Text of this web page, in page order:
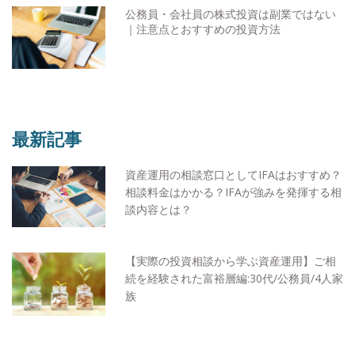
公務員・会社員の株式投資は副業ではない
｜注意点とおすすめの投資方法
最新記事
資産運用の相談窓口としてIFAはおすすめ？
相談料金はかかる？IFAが強みを発揮する相
談内容とは？
【実際の投資相談から学ぶ資産運用】ご相
続を経験された富裕層編:30代/公務員/4人家
族